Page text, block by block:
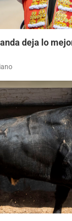
deja lo